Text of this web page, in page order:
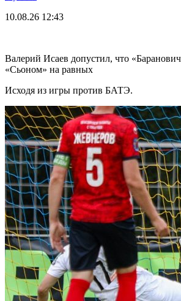
10.08.26 12:43
Валерий Исаев допустил, что
«Сьоном» на равных
Исходя из игры против БАТЭ.